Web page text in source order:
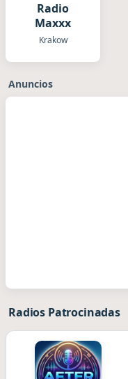
Radio
Maxxx
Krakow
Anuncios
Radios Patrocinadas